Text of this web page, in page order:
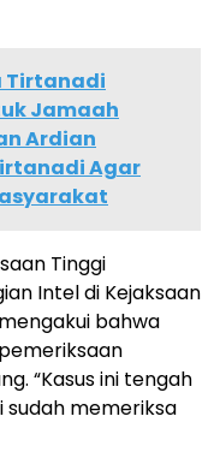
Tirtanadi
Jamaah
Ardian
Agar
Tinggi
Intel di Kejaksaan
bahwa
“Kasus ini tengah
sudah memeriksa